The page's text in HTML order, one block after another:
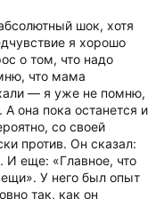
шок, хотя
я хорошо
о том, что надо
что мама
— я уже не помню,
она пока останется и
со своей
против. Он сказал:
И еще: «Главное, что
У него был опыт
так, как он